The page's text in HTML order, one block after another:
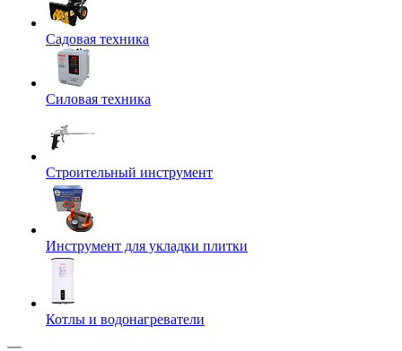
Садовая техника
Силовая техника
Строительный инструмент
Инструмент для укладки плитки
Котлы и водонагреватели